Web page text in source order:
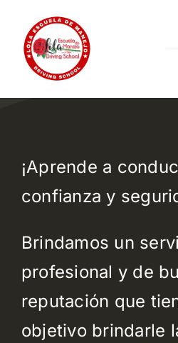
content
6 HOUR ONLINE
INSCRIPCIÓN A
SOBRE
LOG-
¡Aprende a
confianza y
Brindamos un
profesional y de
reputación que
objetivo brindarle